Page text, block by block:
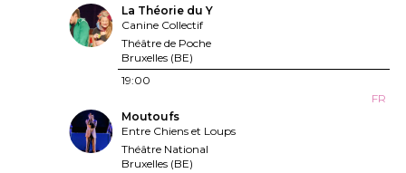
La Théorie du Y
Canine Collectif
Théâtre de Poche
Bruxelles (BE)
19:00
FR
Moutoufs
Entre Chiens et Loups
Théâtre National
Bruxelles (BE)